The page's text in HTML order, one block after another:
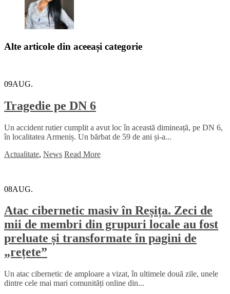
Alte articole din aceeași categorie
09AUG.
Tragedie pe DN 6
Un accident rutier cumplit a avut loc în această dimineață, pe DN 6,
în localitatea Armeniș. Un bărbat de 59 de ani și-a...
Actualitate, News Read More
08AUG.
Atac cibernetic masiv în Reșița. Zeci de
mii de membri din grupuri locale au fost
preluate și transformate în pagini de
„rețete”
Un atac cibernetic de amploare a vizat, în ultimele două zile, unele
dintre cele mai mari comunități online din...